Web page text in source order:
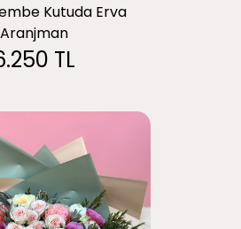
Kutuda Erva
Aranjman
TL